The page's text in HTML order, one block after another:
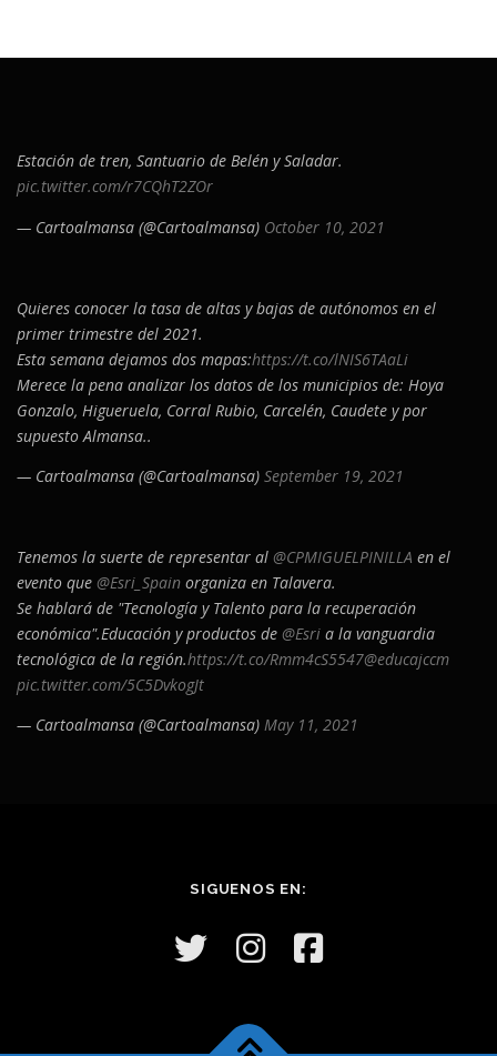
Estación de tren, Santuario de Belén y Saladar.
pic.twitter.com/r7CQhT2ZOr
— Cartoalmansa (@Cartoalmansa) October 10, 2021
Quieres conocer la tasa de altas y bajas de autónomos en el
primer trimestre del 2021.
Esta semana dejamos dos mapas:https://t.co/lNIS6TAaLi
Merece la pena analizar los datos de los municipios de: Hoya
Gonzalo, Higueruela, Corral Rubio, Carcelén, Caudete y por
supuesto Almansa..
— Cartoalmansa (@Cartoalmansa) September 19, 2021
Tenemos la suerte de representar al @CPMIGUELPINILLA en el
evento que @Esri_Spain organiza en Talavera.
Se hablará de "Tecnología y Talento para la recuperación
económica".Educación y productos de @Esri a la vanguardia
tecnológica de la región.https://t.co/Rmm4cS5547@educajccm
pic.twitter.com/5C5DvkogJt
— Cartoalmansa (@Cartoalmansa) May 11, 2021
SIGUENOS EN: